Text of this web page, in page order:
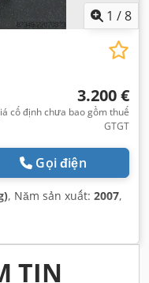
1 /8
3.200 €
cố định chưa bao gồm thuế
GTGT
Gọi điện
, Năm sản xuất: 2007,
TIN